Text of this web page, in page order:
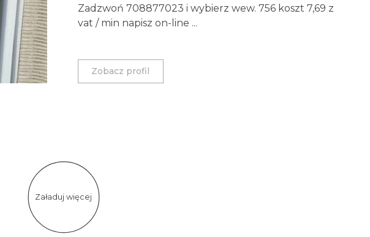
Zadzwoń 708877023 i wybierz wew. 756 koszt 7,69 z
vat / min napisz on-line ...
Zobacz profil
Załaduj więcej